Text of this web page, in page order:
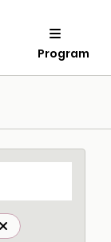
Program